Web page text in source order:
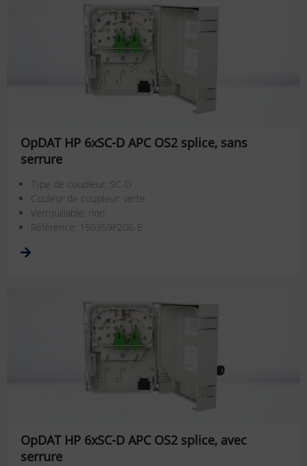
OpDAT HP 6xSC-D APC OS2 splice, sans
serrure
Type de coupleur: SC-D
Couleur de coupleur: verte
Verrouillable: non
Référence: 150359F206-E
OpDAT HP 6xSC-D APC OS2 splice, avec
serrure